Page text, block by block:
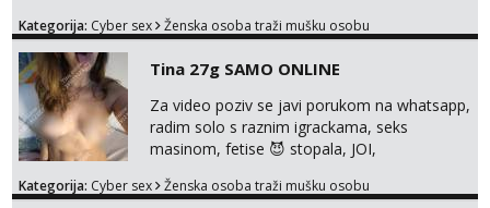
videopoziv ili se možemo dopisivati uz slanje
videa, gacice i carapice 🤑 🤬 NE RADIM
UŽIVO🤬 🤬 NE RADIM UŽIVO🤬 🤬 NE
RADIM UŽIVO🤬 🤬 NE RADIM UŽIVO🤬 🤬
NE RADIM UŽIVO🤬...
Kategorija: Cyber sex Ženska osoba traži mušku osobu
Tina 27g SAMO ONLINE
Za video poziv se javi porukom na whatsapp,
radim solo s raznim igrackama, seks
masinom, fetise 😈 stopala, JOI,
u svim kombinacijama❗videa raznih na
Kategorija: Cyber sex Ženska osoba traži mušku osobu